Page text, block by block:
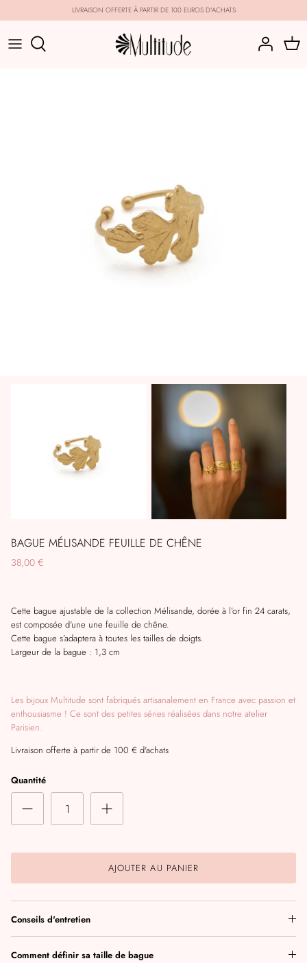
au
LIVRAISON OFFERTE À PARTIR DE 100 EUROS D'ACHATS
CATÉGORIES
BAGUE MÉLISANDE FEUILLE DE CHÊNE
38,00 €
Cette bague ajustable de la collection Mélisande, dorée à l’or fin 24 carats,
est composée d'une une feuille de chêne.
Cette bague s’adaptera à toutes les tailles de doigts.
Largeur de la bague : 1,3 cm
Les bijoux Multitude sont fabriqués artisanalement en France avec passion et
enthousiasme ! Ce sont des petites séries réalisées dans notre atelier
Parisien.
Livraison offerte à partir de 100 € d'achats
Quantité
AJOUTER AU PANIER
Conseils d'entretien
Comment définir sa taille de bague